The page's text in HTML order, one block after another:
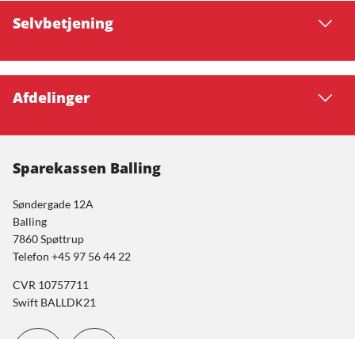
Selvbetjening
Afdelinger
Sparekassen Balling
Søndergade 12A
Balling
7860 Spøttrup
Telefon +45 97 56 44 22
CVR 10757711
Swift BALLDK21